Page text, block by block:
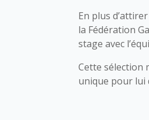
En plus
la Fédération
stage avec
Cette sélection
unique pour lui